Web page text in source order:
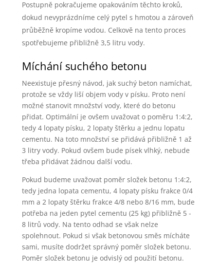
Postupně pokračujeme opakováním těchto kroků,
dokud nevyprázdníme celý pytel s hmotou a zároveň
průběžně kropíme vodou. Celkově na tento proces
spotřebujeme přibližně 3,5 litru vody.
Míchání suchého betonu
Neexistuje přesný návod, jak suchý beton namíchat,
protože se vždy liší objem vody v písku. Proto není
možné stanovit množství vody, které do betonu
přidat. Optimální je ovšem uvažovat o poměru 1:4:2,
tedy 4 lopaty písku, 2 lopaty štěrku a jednu lopatu
cementu. Na toto množství se přidává přibližně 1 až
3 litry vody. Pokud ovšem bude písek vlhký, nebude
třeba přidávat žádnou další vodu.
Pokud budeme uvažovat poměr složek betonu 1:4:2,
tedy jedna lopata cementu, 4 lopaty písku frakce 0/4
mm a 2 lopaty štěrku frakce 4/8 nebo 8/16 mm, bude
potřeba na jeden pytel cementu (25 kg) přibližně 5 -
8 litrů vody. Na tento odhad se však nelze
spolehnout. Pokud si však betonovou směs mícháte
sami, musíte dodržet správný poměr složek betonu.
Poměr složek betonu je odvislý od použití betonu.